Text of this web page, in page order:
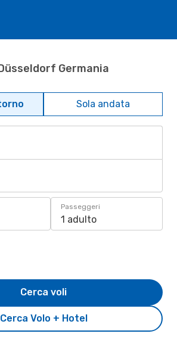
Germania
Sola andata
Passeggeri
1 adulto
Cerca Volo + Hotel
Cerca voli